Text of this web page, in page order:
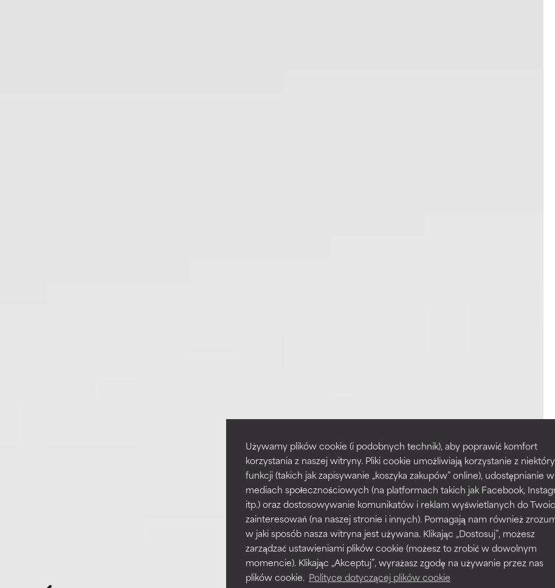
Używamy plików cookie (i podobnych technik), aby poprawić komfort
korzystania z naszej witryny. Pliki cookie umożliwiają korzystanie z
funkcji (takich jak zapisywanie „koszyka zakupów” online), udostępnianie w
mediach społecznościowych (na platformach takich jak Facebook,
itp.) oraz dostosowywanie komunikatów i reklam wyświetlanych do
zainteresowań (na naszej stronie i innych). Pomagają nam również
w jaki sposób nasza witryna jest używana. Klikając „Dostosuj”, możesz
zarządzać ustawieniami plików cookie (możesz to zrobić w dowolnym
momencie). Klikając „Akceptuj”, wyrażasz zgodę na używanie przez nas
plików cookie. Polityce dotyczącej plików cookie